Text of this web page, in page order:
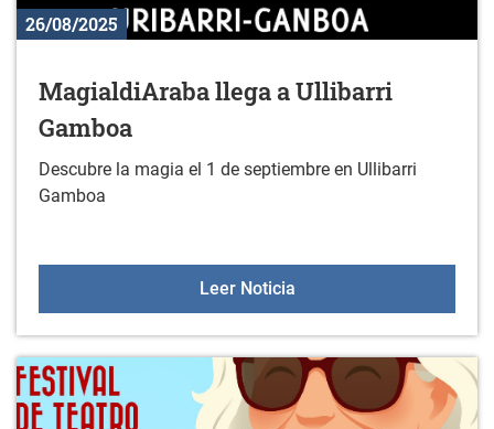
26/08/2025
MagialdiAraba llega a Ullibarri
Gamboa
Descubre la magia el 1 de septiembre en Ullibarri
Gamboa
Leer NoticiaMagialdiAraba llega a